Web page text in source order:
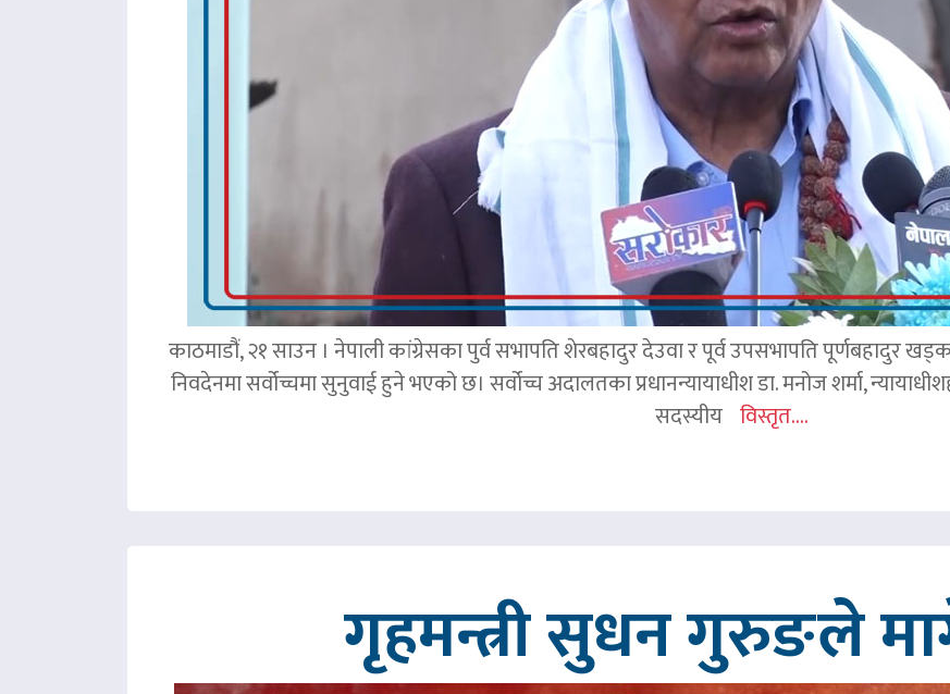
काठमाडौं, २१ साउन । नेपाली कांग्रेसका पुर्व सभापति शेरबहादुर देउवा र पूर्व उपसभापति पूर्णबहादुर
निवदेनमा सर्वोच्चमा सुनुवाई हुने भएको छ। सर्वोच्च अदालतका प्रधानन्यायाधीश डा. मनोज शर्मा,
सदस्यीय विस्तृत....
गृहमन्त्री सुधन गुरुङले